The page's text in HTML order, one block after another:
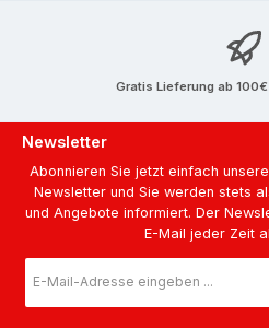
Gratis Lieferung ab
Newsletter
Abonnieren Sie jetzt einfach
Newsletter und Sie werden stets
und Angebote informiert. Der
E-Mail jeder Zeit
Mail-